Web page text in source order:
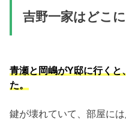
吉野一家はどこ
青瀬と岡嶋がY邸に行くと
た。
鍵が壊れていて、部屋には